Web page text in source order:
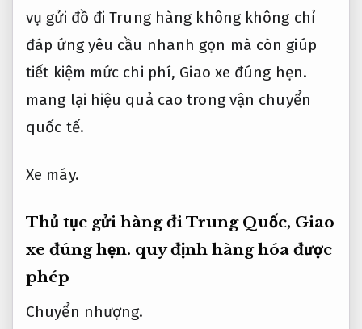
vụ gửi đồ đi Trung hàng không không chỉ
đáp ứng yêu cầu nhanh gọn mà còn giúp
tiết kiệm mức chi phí, Giao xe đúng hẹn.
mang lại hiệu quả cao trong vận chuyển
quốc tế.
Xe máy.
Thủ tục gửi hàng đi Trung Quốc, Giao
xe đúng hẹn. quy định hàng hóa được
phép
Chuyển nhượng.